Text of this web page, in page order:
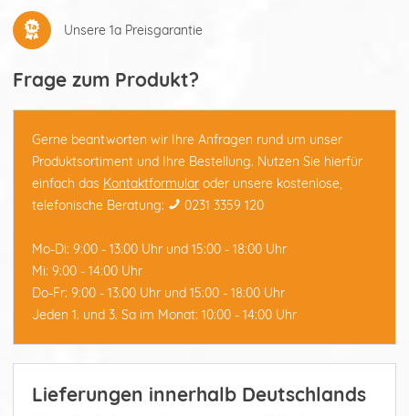
Unsere 1a Preisgarantie
Frage zum Produkt?
Gerne beantworten wir Ihre Anfragen rund um unser
Produktsortiment und Ihre Bestellung. Nutzen Sie hierfür
einfach das Kontaktformular oder unsere kostenlose,
telefonische Beratung:
0231 3359 120
Mo-Di: 9:00 - 13:00 Uhr und 15:00 - 18:00 Uhr
Mi: 9:00 - 14:00 Uhr
Do-Fr: 9:00 - 13:00 Uhr und 15:00 - 18:00 Uhr
Jeden 1. und 3. Sa im Monat: 10:00 - 14:00 Uhr
Lieferungen innerhalb Deutschlands